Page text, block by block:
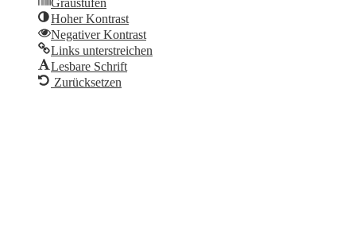
Graustufen
Hoher Kontrast
Negativer Kontrast
Links unterstreichen
Lesbare Schrift
Zurücksetzen